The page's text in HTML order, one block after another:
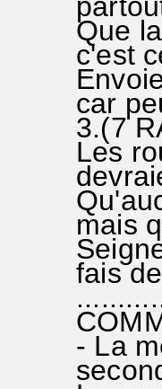
Que
c'est
car
3.(7
Les
mais
fais
- La